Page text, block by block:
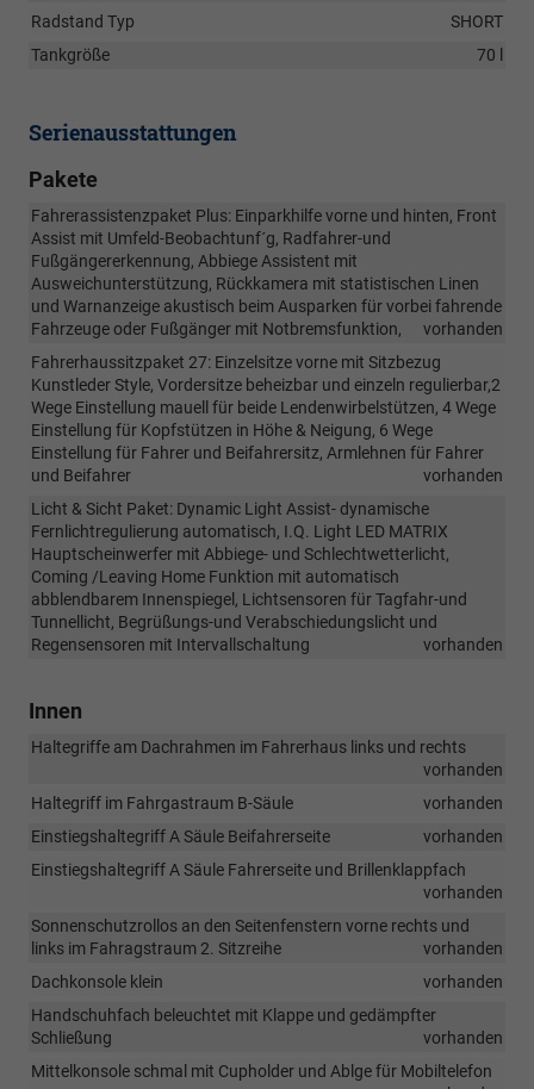
Radstand Typ
SHORT
Tankgröße
70 l
Serienausstattungen
Pakete
Fahrerassistenzpaket Plus: Einparkhilfe vorne und hinten, Front
Assist mit Umfeld-Beobachtunf´g, Radfahrer-und
Fußgängererkennung, Abbiege Assistent mit
Ausweichunterstützung, Rückkamera mit statistischen Linen
und Warnanzeige akustisch beim Ausparken für vorbei fahrende
Fahrzeuge oder Fußgänger mit Notbremsfunktion,
vorhanden
Fahrerhaussitzpaket 27: Einzelsitze vorne mit Sitzbezug
Kunstleder Style, Vordersitze beheizbar und einzeln regulierbar,2
Wege Einstellung mauell für beide Lendenwirbelstützen, 4 Wege
Einstellung für Kopfstützen in Höhe & Neigung, 6 Wege
Einstellung für Fahrer und Beifahrersitz, Armlehnen für Fahrer
und Beifahrer
vorhanden
Licht & Sicht Paket: Dynamic Light Assist- dynamische
Fernlichtregulierung automatisch, I.Q. Light LED MATRIX
Hauptscheinwerfer mit Abbiege- und Schlechtwetterlicht,
Coming /Leaving Home Funktion mit automatisch
abblendbarem Innenspiegel, Lichtsensoren für Tagfahr-und
Tunnellicht, Begrüßungs-und Verabschiedungslicht und
Regensensoren mit Intervallschaltung
vorhanden
Innen
Haltegriffe am Dachrahmen im Fahrerhaus links und rechts
vorhanden
Haltegriff im Fahrgastraum B-Säule
vorhanden
Einstiegshaltegriff A Säule Beifahrerseite
vorhanden
Einstiegshaltegriff A Säule Fahrerseite und Brillenklappfach
vorhanden
Sonnenschutzrollos an den Seitenfenstern vorne rechts und
links im Fahragstraum 2. Sitzreihe
vorhanden
Dachkonsole klein
vorhanden
Handschuhfach beleuchtet mit Klappe und gedämpfter
Schließung
vorhanden
Mittelkonsole schmal mit Cupholder und Ablge für Mobiltelefon